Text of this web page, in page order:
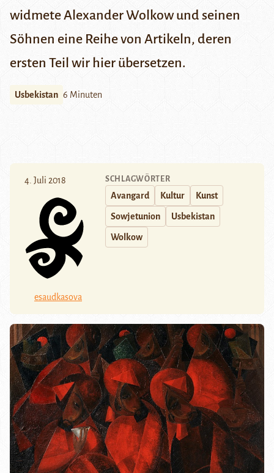
widmete Alexander Wolkow und seinen
Söhnen eine Reihe von Artikeln, deren
ersten Teil wir hier übersetzen.
Usbekistan 6 Minuten
4. Juli 2018
esaudkasova
SCHLAGWÖRTER
Avangard Kultur Kunst
Sowjetunion Usbekistan
Wolkow